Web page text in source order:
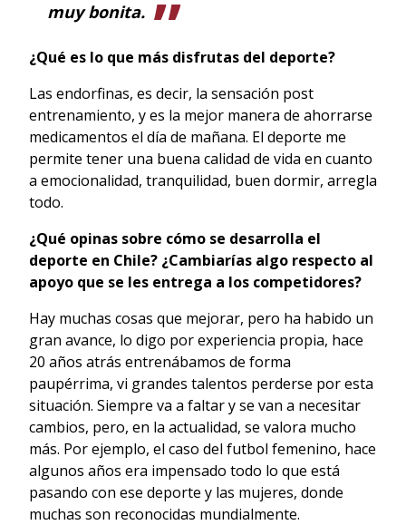
muy bonita.
¿Qué es lo que más disfrutas del deporte?
Las endorfinas, es decir, la sensación post
entrenamiento, y es la mejor manera de ahorrarse
medicamentos el día de mañana. El deporte me
permite tener una buena calidad de vida en cuanto
a emocionalidad, tranquilidad, buen dormir, arregla
todo.
¿Qué opinas sobre cómo se desarrolla el
deporte en Chile? ¿Cambiarías algo respecto al
apoyo que se les entrega a los competidores?
Hay muchas cosas que mejorar, pero ha habido un
gran avance, lo digo por experiencia propia, hace
20 años atrás entrenábamos de forma
paupérrima, vi grandes talentos perderse por esta
situación. Siempre va a faltar y se van a necesitar
cambios, pero, en la actualidad, se valora mucho
más. Por ejemplo, el caso del futbol femenino, hace
algunos años era impensado todo lo que está
pasando con ese deporte y las mujeres, donde
muchas son reconocidas mundialmente.